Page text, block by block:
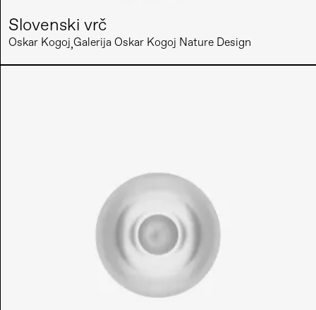
Slovenski vrč
Oskar Kogoj Galerija Oskar Kogoj Nature Design